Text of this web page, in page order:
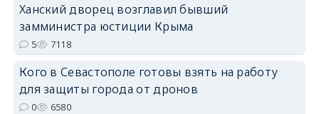
Ханский дворец возглавил бывший
замминистра юстиции Крыма
5 7118
Кого в Севастополе готовы взять на работу
для защиты города от дронов
0 6580